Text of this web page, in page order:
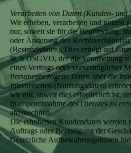
Verarbeiten von Daten (Kunden- und
Wir erheben, verarbeiten und nutzen
nur, soweit sie für die Begründung,
oder Änderung des
(Bestandsdaten). Dies erfolgt auf
lit. b DSGVO, der die Verarbeitung
eines Vertrags oder vorvertraglicher
Personenbezogene Daten über die
Internetseiten (Nutzungsdaten)
wir nur, soweit dies erforderlich ist,
Inanspruchnahme des Dienstes zu
abzurechnen.
Die erhobenen Kundendaten werden
Auftrags oder Beendigung der
Gesetzliche Aufbewahrungsfristen